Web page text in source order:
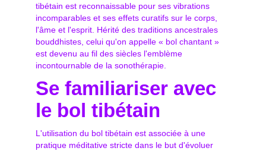
tibétain est reconnaissable pour ses vibrations
incomparables et ses effets curatifs sur le corps,
l'âme et l'esprit. Hérité des traditions ancestrales
bouddhistes, celui qu'on appelle « bol chantant »
est devenu au fil des siècles l'emblème
incontournable de la sonothérapie.
Se familiariser avec
le bol tibétain
L'utilisation du bol tibétain est associée à une
pratique méditative stricte dans le but d'évoluer